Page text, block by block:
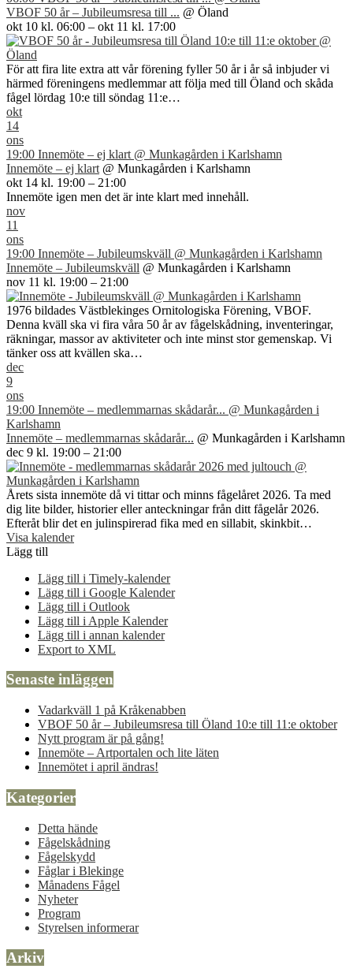
VBOF 50 år – Jubileumsresa till ... @ Öland
okt 10 kl. 06:00 – okt 11 kl. 17:00
För att fira lite extra att vår förening fyller 50 år i år så inbjuder vi
härmed föreningens medlemmar att följa med till Öland och skåda
fågel lördag 10:e till söndag 11:e…
okt
14
ons
19:00 Innemöte – ej klart @ Munkagården i Karlshamn
Innemöte – ej klart @ Munkagården i Karlshamn
okt 14 kl. 19:00 – 21:00
Innemöte igen men det är inte klart med innehåll.
nov
11
ons
19:00 Innemöte – Jubileumskväll @ Munkagården i Karlshamn
Innemöte – Jubileumskväll @ Munkagården i Karlshamn
nov 11 kl. 19:00 – 21:00
1976 bildades Västblekinges Ornitologiska Förening, VBOF.
Denna kväll ska vi fira våra 50 år av fågelskådning, inventeringar,
räkningar, massor av aktiviteter och inte minst stor gemenskap. Vi
tänker oss att kvällen ska…
dec
9
ons
19:00 Innemöte – medlemmarnas skådarår... @ Munkagården i
Karlshamn
Innemöte – medlemmarnas skådarår... @ Munkagården i Karlshamn
dec 9 kl. 19:00 – 21:00
Årets sista innemöte då vi tittar och minns fågelåret 2026. Ta med
dig lite bilder, historier eller anteckningar från ditt fågelår 2026.
Efteråt blir det en julinspirerad fika med en sillabit, skinkbit…
Visa kalender
Lägg till
Lägg till i Timely-kalender
Lägg till i Google Kalender
Lägg till i Outlook
Lägg till i Apple Kalender
Lägg till i annan kalender
Export to XML
Senaste inläggen
Vadarkväll 1 på Kråkenabben
VBOF 50 år – Jubileumsresa till Öland 10:e till 11:e oktober
Nytt program är på gång!
Innemöte – Artportalen och lite läten
Innemötet i april ändras!
Kategorier
Detta hände
Fågelskådning
Fågelskydd
Fåglar i Blekinge
Månadens Fågel
Nyheter
Program
Styrelsen informerar
Arkiv